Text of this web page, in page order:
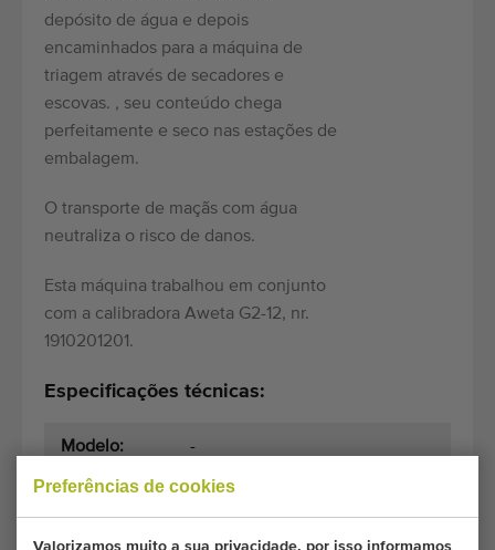
Preferências de cookies
Valorizamos muito a sua privacidade, por isso informamos
depósito de água e depois
encaminhados para a máquina de
triagem através de secadores e
escovas. , seu conteúdo chega
perfeitamente e seco nas estações de
embalagem.
O transporte de maçãs com água
neutraliza o risco de danos.
Esta máquina trabalhou em conjunto
com a calibradora Aweta G2-12, nr.
1910201201.
Especificações técnicas:
Modelo: -
Motor:
380 - 400 Volt, 3 phase + 0 +